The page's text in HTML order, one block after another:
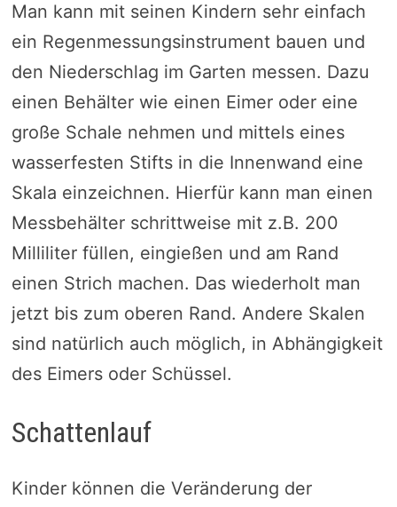
Man kann mit seinen Kindern sehr einfach
ein Regenmessungsinstrument bauen und
den Niederschlag im Garten messen. Dazu
einen Behälter wie einen Eimer oder eine
große Schale nehmen und mittels eines
wasserfesten Stifts in die Innenwand eine
Skala einzeichnen. Hierfür kann man einen
Messbehälter schrittweise mit z.B. 200
Milliliter füllen, eingießen und am Rand
einen Strich machen. Das wiederholt man
jetzt bis zum oberen Rand. Andere Skalen
sind natürlich auch möglich, in Abhängigkeit
des Eimers oder Schüssel.
Schattenlauf
Kinder können die Veränderung der